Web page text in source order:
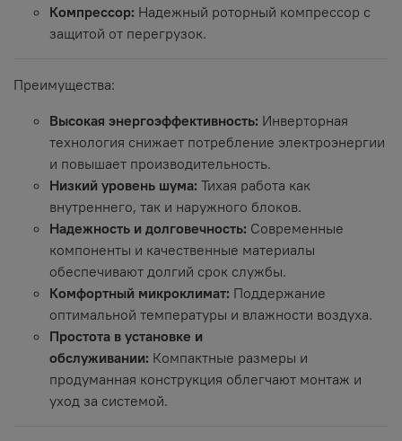
Компрессор: Надежный роторный компрессор с
защитой от перегрузок.
Преимущества:
Высокая энергоэффективность: Инверторная
технология снижает потребление электроэнергии
и повышает производительность.
Низкий уровень шума: Тихая работа как
внутреннего, так и наружного блоков.
Надежность и долговечность: Современные
компоненты и качественные материалы
обеспечивают долгий срок службы.
Комфортный микроклимат: Поддержание
оптимальной температуры и влажности воздуха.
Простота в установке и
обслуживании: Компактные размеры и
продуманная конструкция облегчают монтаж и
уход за системой.